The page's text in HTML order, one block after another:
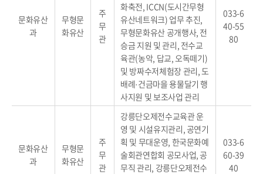
문화유산
과
무형문
화유산
주
무
관
화축전, ICCN(도시간무형
유산네트워크) 업무 추진,
무형문화유산 공개행사, 전
승금 지원 및 관리, 전수교
육관(농악, 답교, 오독떼기)
및 방짜수저체험장 관리, 도
배례·건금마을 용물달기 행
사지원 및 보조사업 관리
033-6
40-55
80
문화유산
과
무형문
화유산
주
무
관
강릉단오제전수교육관 운
영 및 시설유지관리, 공연기
획 및 무대운영, 한국문화예
술회관연합회 공모사업, 공
무직 관리, 강릉단오제전수
033-6
60-39
40